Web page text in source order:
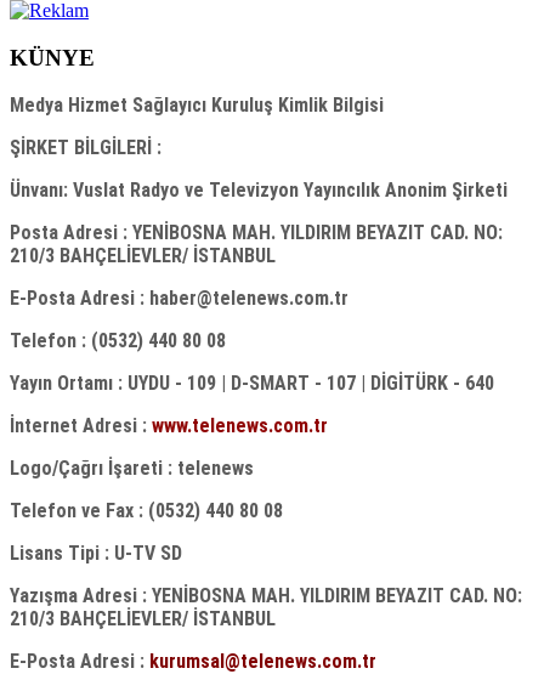
KÜNYE
Medya Hizmet Sağlayıcı Kuruluş Kimlik Bilgisi
ŞİRKET BİLGİLERİ :
Ünvanı: Vuslat Radyo ve Televizyon Yayıncılık Anonim Şirketi
Posta Adresi : YENİBOSNA MAH. YILDIRIM BEYAZIT CAD. NO:
210/3 BAHÇELİEVLER/ İSTANBUL
E-Posta Adresi : haber@telenews.com.tr
Telefon : (0532) 440 80 08
Yayın Ortamı : UYDU - 109 | D-SMART - 107 | DİGİTÜRK - 640
İnternet Adresi : www.telenews.com.tr
Logo/Çağrı İşareti : telenews
Telefon ve Fax : (0532) 440 80 08
Lisans Tipi : U-TV SD
Yazışma Adresi : YENİBOSNA MAH. YILDIRIM BEYAZIT CAD. NO:
210/3 BAHÇELİEVLER/ İSTANBUL
E-Posta Adresi : kurumsal@telenews.com.tr